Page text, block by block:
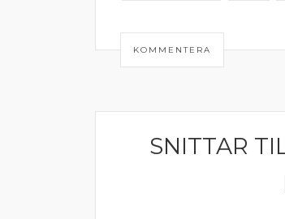
KOMMENTERA
MACKORSNITTAR